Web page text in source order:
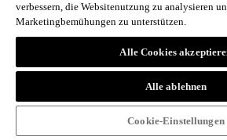
Thomas Zelger
Ulrich Schaffer
Elisabeth Turker
Bäuerinnen Ollerhond Selbergmochts
verbessern, die Websitenutzung zu analysieren
Marketingbemühungen zu unterstützen.
Alle Cookies
Alle ablehnen
Cookie-Einstellungen